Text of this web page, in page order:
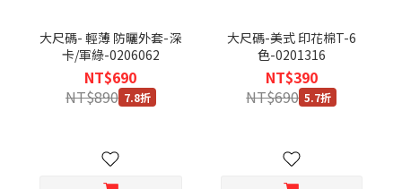
大尺碼- 輕薄 防曬外套-深
卡/軍綠-0206062
NT$690
NT$890 7.8折
大尺碼-美式 印花棉T-6
色-0201316
NT$390
NT$690 5.7折